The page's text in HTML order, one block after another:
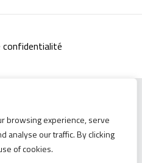
browsing experience, serve
analyse our traffic. By clicking
of cookies.
confidentialité
Communications& Mélissa